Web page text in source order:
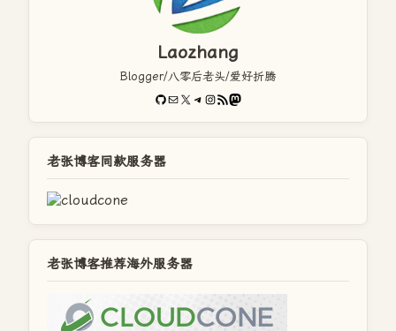
Laozhang
Blogger/八零后老头/爱好折腾
GitHub
电子邮件X Telegram
Instagram
RSS FeedMastodon
老张博客同款服务器
老张博客推荐海外服务器